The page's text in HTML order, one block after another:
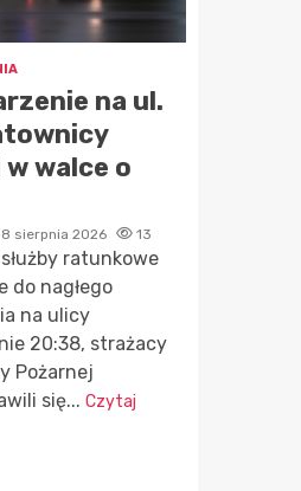
na ul.
walce o
8 sierpnia 2026 13
ratunkowe
do nagłego
na ulicy
20:38, strażacy
Pożarnej
się... Czytaj